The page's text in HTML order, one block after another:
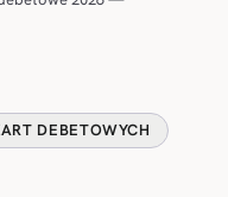
DEBETOWYCH